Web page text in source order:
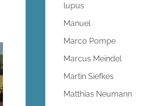
lupus
Manuel
Marco Pompe
Marcus Meindel
Martin Siefkes
Matthias Neumann